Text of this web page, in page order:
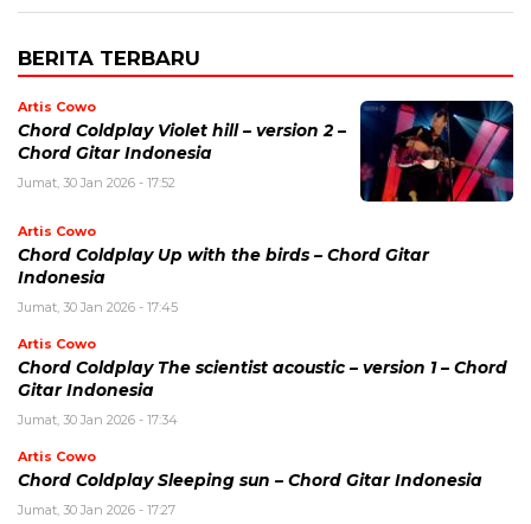
BERITA TERBARU
Artis Cowo
Chord Coldplay Violet hill – version 2 –
Chord Gitar Indonesia
Jumat, 30 Jan 2026 - 17:52
Artis Cowo
Chord Coldplay Up with the birds – Chord Gitar
Indonesia
Jumat, 30 Jan 2026 - 17:45
Artis Cowo
Chord Coldplay The scientist acoustic – version 1 – Chord
Gitar Indonesia
Jumat, 30 Jan 2026 - 17:34
Artis Cowo
Chord Coldplay Sleeping sun – Chord Gitar Indonesia
Jumat, 30 Jan 2026 - 17:27